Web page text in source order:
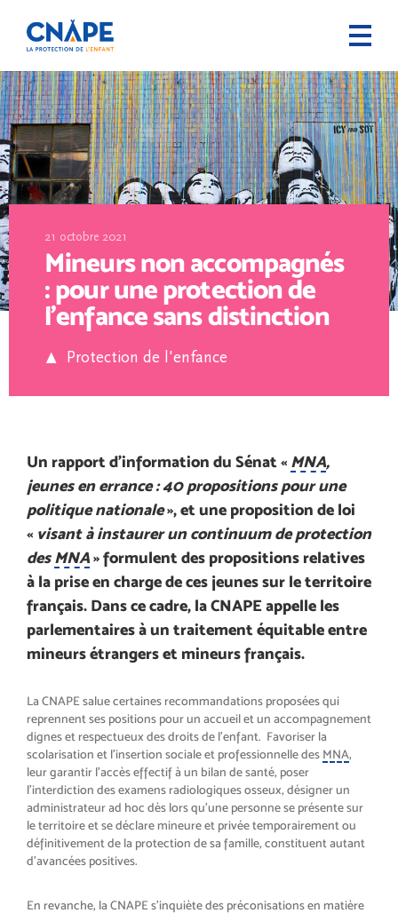
21 octobre 2021
Mineurs non accompagnés
: pour une protection de
l’enfance sans distinction
Protection de l'enfance
Un rapport d’information du Sénat « MNA,
jeunes en errance : 40 propositions pour une
politique nationale», et une proposition de loi
« visant à instaurer un continuum de protection
desMNA» formulent des propositions relatives
à la prise en charge de ces jeunes sur le territoire
français. Dans ce cadre, la CNAPE appelle les
parlementaires à un traitement équitable entre
mineurs étrangers et mineurs français.
La CNAPE salue certaines recommandations proposées qui
reprennent ses positions pour un accueil et un accompagnement
dignes et respectueux des droits de l’enfant. Favoriser la
scolarisation et l’insertion sociale et professionnelle des MNA,
leur garantir l’accès effectif à un bilan de santé, poser
l’interdiction des examens radiologiques osseux, désigner un
administrateur ad hoc dès lors qu’une personne se présente sur
le territoire et se déclare mineure et privée temporairement ou
définitivement de la protection de sa famille, constituent autant
d’avancées positives.
En revanche, la CNAPE s’inquiète des préconisations en matière